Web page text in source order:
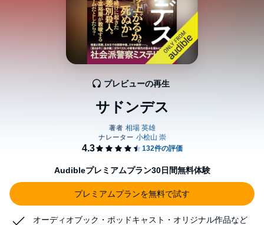
サドンデス
プレビューの再生
Audibleプレミアムプラン30日間無料体験
プレミアムプランを無料で試す
オーディオブック・ポッドキャスト・オリジナル作品など